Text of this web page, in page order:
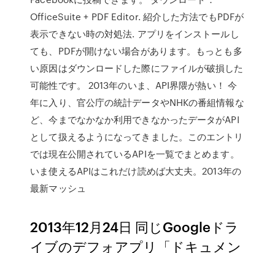
OfficeSuite + PDF Editor. 紹介した方法でもPDFが
表示できない時の対処法. アプリをインストールし
ても、PDFが開けない場合があります。もっとも多
い原因はダウンロードした際にファイルが破損した
可能性です。 2013年のいま、API界隈が熱い！ 今
年に入り、官公庁の統計データやNHKの番組情報な
ど、今までなかなか利用できなかったデータがAPI
として扱えるようになってきました。このエントリ
では現在公開されているAPIを一覧でまとめます。
いま使えるAPIはこれだけ読めば大丈夫。2013年の
最新マッシュ
2013年12月24日 同じGoogleドラ
イブのデフォアプリ「ドキュメン